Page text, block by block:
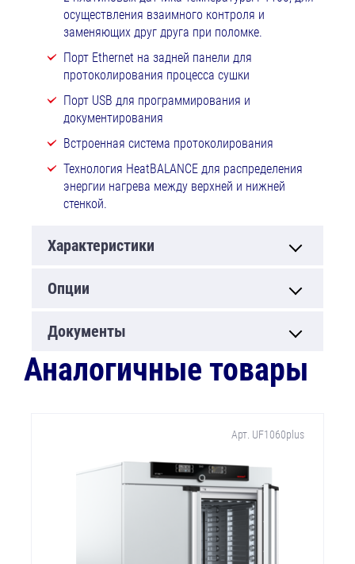
осуществления взаимного контроля и
заменяющих друг друга при поломке.
Порт Ethernet на задней панели для
протоколирования процесса сушки
Порт USB для программирования и
документирования
Встроенная система протоколирования
Технология HeatBALANCE для распределения
энергии нагрева между верхней и нижней
стенкой.
Характеристики
Опции
Документы
Аналогичные товары
Арт. UF1060plus